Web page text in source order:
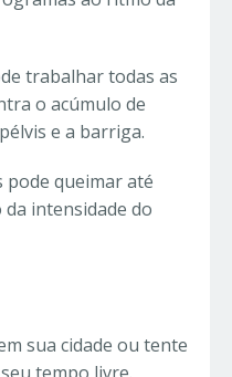
trabalhar todas as
o acúmulo de
e a barriga.
pode queimar até
da intensidade do
sua cidade ou tente